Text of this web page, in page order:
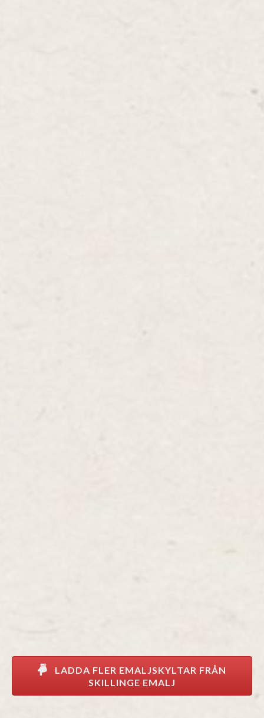
LADDA FLER EMALJSKYLTAR FRÅN
SKILLINGE EMALJ